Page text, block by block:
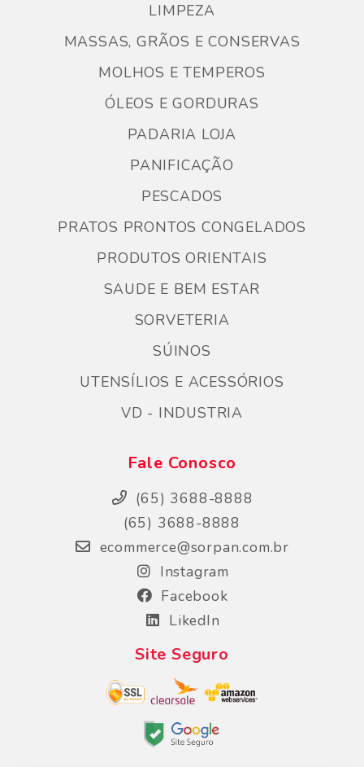
LIMPEZA
MASSAS, GRÃOS E CONSERVAS
MOLHOS E TEMPEROS
ÓLEOS E GORDURAS
PADARIA LOJA
PANIFICAÇÃO
PESCADOS
PRATOS PRONTOS CONGELADOS
PRODUTOS ORIENTAIS
SAUDE E BEM ESTAR
SORVETERIA
SÚINOS
UTENSÍLIOS E ACESSÓRIOS
VD - INDUSTRIA
Fale Conosco
(65) 3688-8888
(65) 3688-8888
ecommerce@sorpan.com.br
Instagram
Facebook
LikedIn
Site Seguro